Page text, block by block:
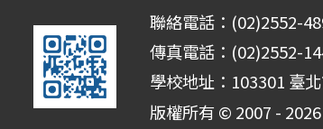
聯絡電話：(02)2552-
傳真電話：(02)2552-
學校地址：103301 臺
版權所有 © 2007 - 2026